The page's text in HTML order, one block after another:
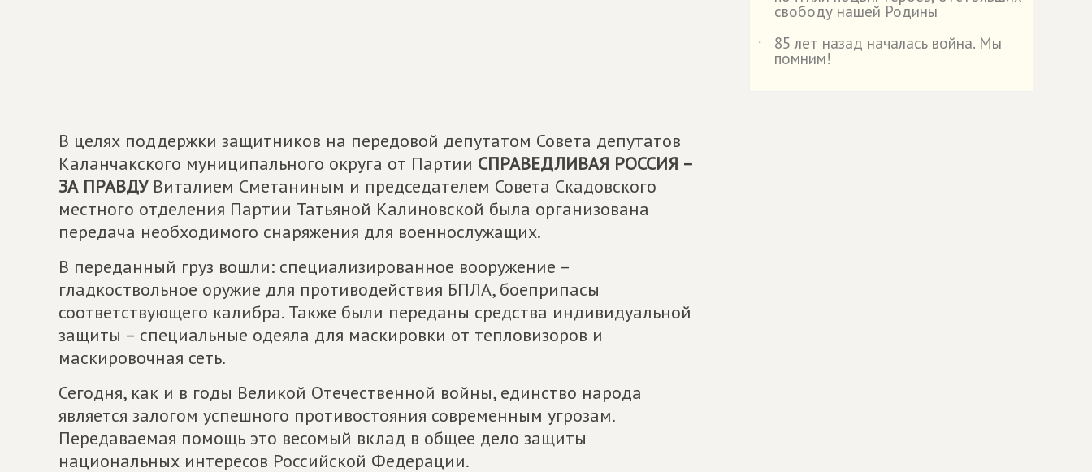
В целях поддержки защитников на передовой депутатом Совета депутатов
Каланчакского муниципального округа от Партии СПРАВЕДЛИВАЯ РОССИЯ –
ЗА ПРАВДУВиталием Сметаниным и председателем Совета Скадовского
местного отделения Партии Татьяной Калиновской была организована
передача необходимого снаряжения для военнослужащих.
В переданный груз вошли: специализированное вооружение –
гладкоствольное оружие для противодействия БПЛА, боеприпасы
соответствующего калибра. Также были переданы средства индивидуальной
защиты – специальные одеяла для маскировки от тепловизоров и
маскировочная сеть.
Сегодня, как и в годы Великой Отечественной войны, единство народа
является залогом успешного противостояния современным угрозам.
Передаваемая помощь это весомый вклад в общее дело защиты
национальных интересов Российской Федерации.
свободу нашей Родины
˙
85 лет назад началась война. Мы
помним!